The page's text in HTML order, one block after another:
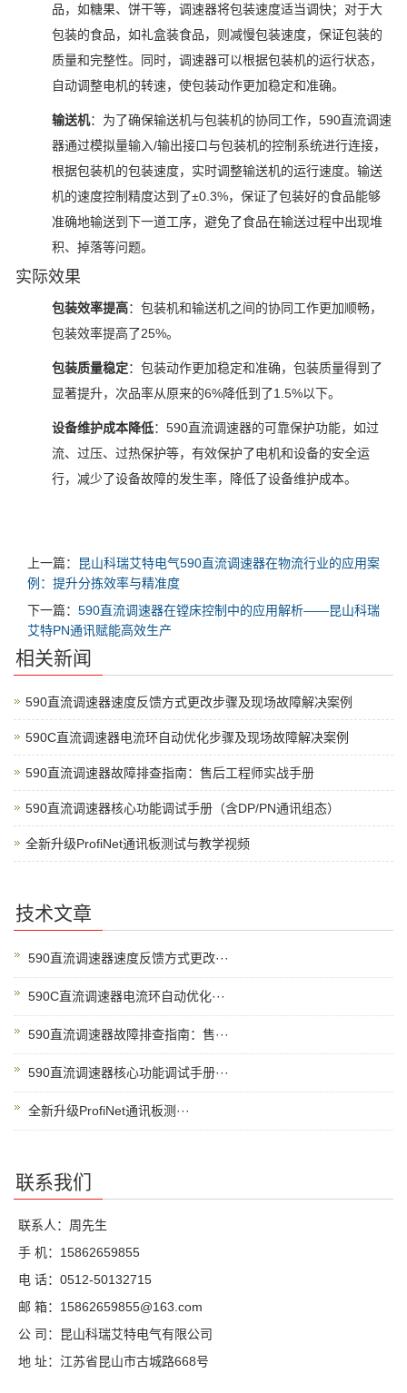
品，如糖果、饼干等，调速器将包装速度适当调快；对于大
包装的食品，如礼盒装食品，则减慢包装速度，保证包装的
质量和完整性。同时，调速器可以根据包装机的运行状态，
自动调整电机的转速，使包装动作更加稳定和准确。
输送机：为了确保输送机与包装机的协同工作，590直流调速
器通过模拟量输入/输出接口与包装机的控制系统进行连接，
根据包装机的包装速度，实时调整输送机的运行速度。输送
机的速度控制精度达到了±0.3%，保证了包装好的食品能够
准确地输送到下一道工序，避免了食品在输送过程中出现堆
积、掉落等问题。
实际效果
包装效率提高：包装机和输送机之间的协同工作更加顺畅，
包装效率提高了25%。
包装质量稳定：包装动作更加稳定和准确，包装质量得到了
显著提升，次品率从原来的6%降低到了1.5%以下。
设备维护成本降低：590直流调速器的可靠保护功能，如过
流、过压、过热保护等，有效保护了电机和设备的安全运
行，减少了设备故障的发生率，降低了设备维护成本。
上一篇：
昆山科瑞艾特电气590直流调速器在物流行业的应用案
例：提升分拣效率与精准度
下一篇： 590直流调速器在镗床控制中的应用解析——昆山科瑞
艾特PN通讯赋能高效生产
相关新闻
590直流调速器速度反馈方式更改步骤及现场故障解决案例
590C直流调速器电流环自动优化步骤及现场故障解决案例
590直流调速器故障排查指南：售后工程师实战手册
590直流调速器核心功能调试手册（含DP/PN通讯组态）
全新升级ProfiNet通讯板测试与教学视频
技术文章
590直流调速器速度反馈方式更改···
590C直流调速器电流环自动优化···
590直流调速器故障排查指南：售···
590直流调速器核心功能调试手册···
全新升级ProfiNet通讯板测···
联系我们
联系人：周先生
手 机：15862659855
电 话：0512-50132715
邮 箱：15862659855@163.com
公 司：昆山科瑞艾特电气有限公司
地 址：江苏省昆山市古城路668号